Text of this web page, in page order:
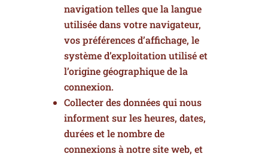
navigation telles que la langue
utilisée dans votre navigateur,
vos préférences d’affichage, le
système d’exploitation utilisé et
l’origine géographique de la
connexion.
Collecter des données qui nous
informent sur les heures, dates,
durées et le nombre de
connexions à notre site web, et